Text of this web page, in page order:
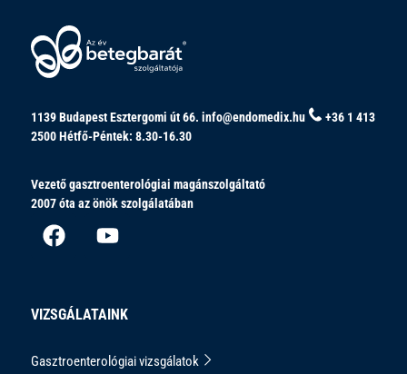
1139 Budapest Esztergomi út 66. info@endomedix.hu
+36 1 413
2500Hétfő-Péntek: 8.30-16.30
Vezető gasztroenterológiai magánszolgáltató
2007 óta az önök szolgálatában
VIZSGÁLATAINK
Gasztroenterológiai vizsgálatok